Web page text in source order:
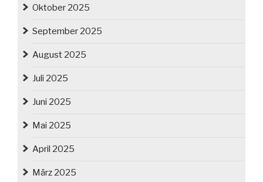
Oktober 2025
September 2025
August 2025
Juli 2025
Juni 2025
Mai 2025
April 2025
März 2025